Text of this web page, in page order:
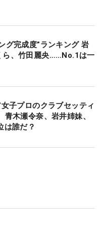
グ完成度”ランキング 岩
ら、竹田麗央……No.1は一
子プロのクラブセッティ
木瀬令奈、岩井姉妹、
誰だ？